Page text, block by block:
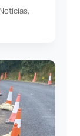
Notícias,